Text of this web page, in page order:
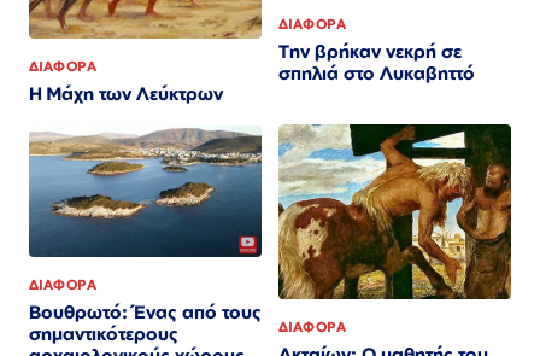
ΔΙΑΦΟΡΑ
Η Μάχη των Λεύκτρων
ΔΙΑΦΟΡΑ
Την βρήκαν νεκρή σε
σπηλιά στο Λυκαβηττό
ΔΙΑΦΟΡΑ
Βουθρωτό: Ένας από τους
σημαντικότερους
ΔΙΑΦΟΡΑ